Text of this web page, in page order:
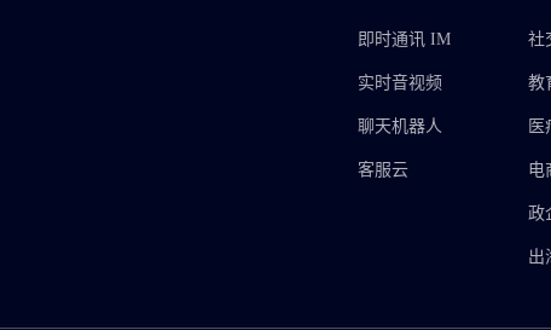
即时通讯 IM
实时音视频
聊天机器人
客服云
社
教
医
电
政
出